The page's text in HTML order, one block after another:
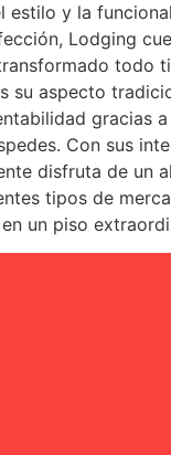
estilo y la
Lodging
todo
su aspecto
gracias a
Con sus
disfruta de un
tipos de
un piso